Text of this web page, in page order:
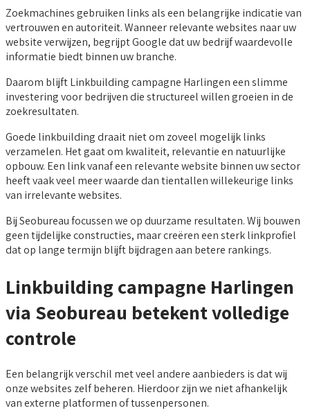
Zoekmachines gebruiken links als een belangrijke indicatie van
vertrouwen en autoriteit. Wanneer relevante websites naar uw
website verwijzen, begrijpt Google dat uw bedrijf waardevolle
informatie biedt binnen uw branche.
Daarom blijft Linkbuilding campagne Harlingen een slimme
investering voor bedrijven die structureel willen groeien in de
zoekresultaten.
Goede linkbuilding draait niet om zoveel mogelijk links
verzamelen. Het gaat om kwaliteit, relevantie en natuurlijke
opbouw. Een link vanaf een relevante website binnen uw sector
heeft vaak veel meer waarde dan tientallen willekeurige links
van irrelevante websites.
Bij Seobureau focussen we op duurzame resultaten. Wij bouwen
geen tijdelijke constructies, maar creëren een sterk linkprofiel
dat op lange termijn blijft bijdragen aan betere rankings.
Linkbuilding campagne Harlingen
via Seobureau betekent volledige
controle
Een belangrijk verschil met veel andere aanbieders is dat wij
onze websites zelf beheren. Hierdoor zijn we niet afhankelijk
van externe platformen of tussenpersonen.